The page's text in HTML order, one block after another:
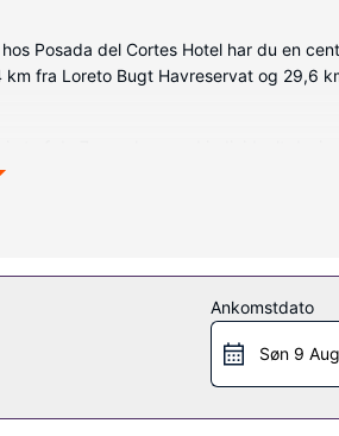
Posada del Cortes Hotel har du en
km fra Loreto Bugt Havreservat og 29,6
sengetøj. Med gratis Wi-Fi kan
andet adgang til hurtig udtjekning,
Ankomstdato
Søn 9